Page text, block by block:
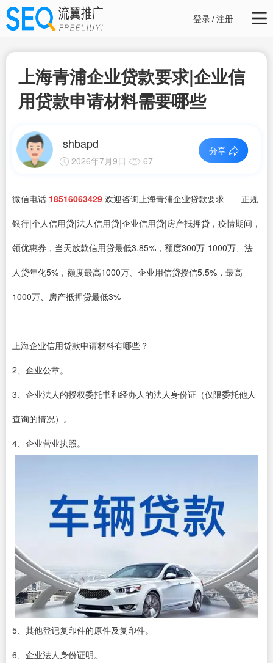
登录/注册
上海青浦企业贷款要求|企业信
用贷款申请材料需要哪些
shbapd
2026年7月9日 67
分享
微信电话 18516063429 欢迎咨询上海青浦企业贷款要求——正规
银行|个人信用贷|法人信用贷|企业信用贷|房产抵押贷，疫情期间，
领优惠券，当天放款信用贷最低3.85%，额度300万-1000万、法
人贷年化5%，额度最高1000万、企业用信贷授信5.5%，最高
1000万、房产抵押贷最低3%
上海企业信用贷款申请材料有哪些？
2、企业公章。
3、企业法人的授权委托书和经办人的法人身份证（仅限委托他人
查询的情况）。
4、企业营业执照。
5、其他登记复印件的原件及复印件。
6、企业法人身份证明。